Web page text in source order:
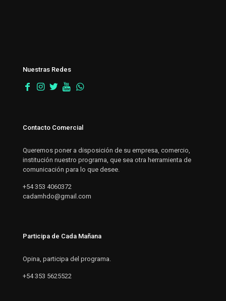
Nuestras Redes
Contacto Comercial
Queremos poner a disposición de su empresa, comercio,
institución nuestro programa, que sea otra herramienta de
comunicación para lo que desee.
+54 353 4060372
cadamhdo@gmail.com
Participa de Cada Mañana
Opina, participa del programa.
+54 353 5625522